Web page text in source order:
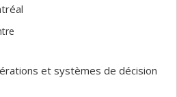
et systèmes de décision